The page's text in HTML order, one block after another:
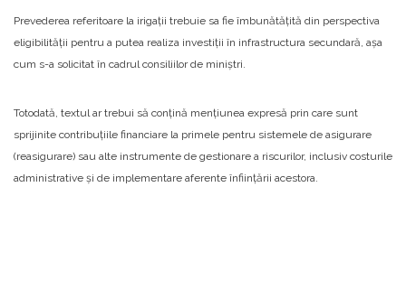
Prevederea referitoare la irigații trebuie sa fie îmbunătățită din perspectiva
eligibilității pentru a putea realiza investiții în infrastructura secundară, așa
cum s-a solicitat în cadrul consiliilor de miniștri.
Totodată, textul ar trebui să conțină mențiunea expresă prin care sunt
sprijinite contribuțiile financiare la primele pentru sistemele de asigurare
(reasigurare) sau alte instrumente de gestionare a riscurilor, inclusiv costurile
administrative și de implementare aferente înființării acestora.